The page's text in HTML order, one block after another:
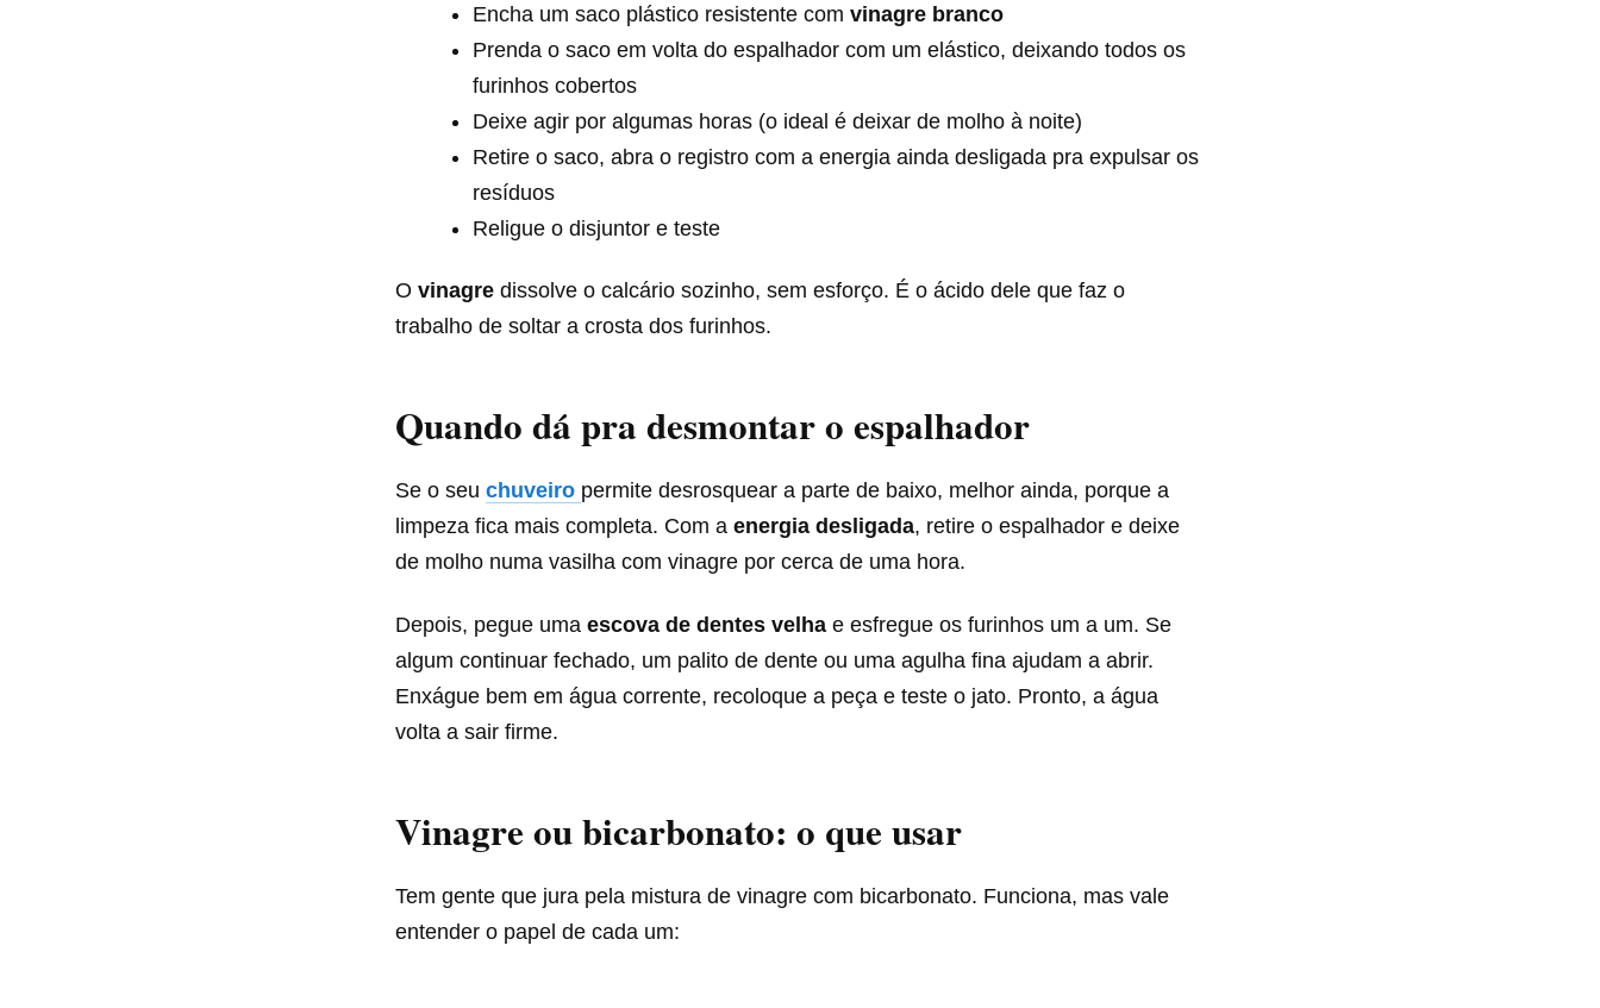
Encha um saco plástico resistente comvinagre branco
Prenda o saco em volta do espalhador com um elástico, deixando todos os
furinhos cobertos
Deixe agir por algumas horas (o ideal é deixar de molho à noite)
Retire o saco, abra o registro com a energia ainda desligada pra expulsar os
resíduos
Religue o disjuntor e teste
O vinagre dissolve o calcário sozinho, sem esforço. É o ácido dele que faz o
trabalho de soltar a crosta dos furinhos.
Quando dá pra desmontar o espalhador
Se o seu chuveiro permite desrosquear a parte de baixo, melhor ainda, porque a
limpeza fica mais completa. Com a energia desligada, retire o espalhador e deixe
de molho numa vasilha com vinagre por cerca de uma hora.
Depois, pegue uma escova de dentes velha e esfregue os furinhos um a um. Se
algum continuar fechado, um palito de dente ou uma agulha fina ajudam a abrir.
Enxágue bem em água corrente, recoloque a peça e teste o jato. Pronto, a água
volta a sair firme.
Vinagre ou bicarbonato: o que usar
Tem gente que jura pela mistura de vinagre com bicarbonato. Funciona, mas vale
entender o papel de cada um: